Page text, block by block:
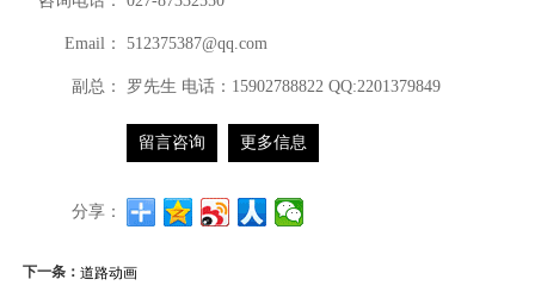
Email： 512375387@qq.com
副总： 罗先生 电话：15902788822 QQ:2201379849
留言咨询 更多信息
分享：
下一条：道路动画